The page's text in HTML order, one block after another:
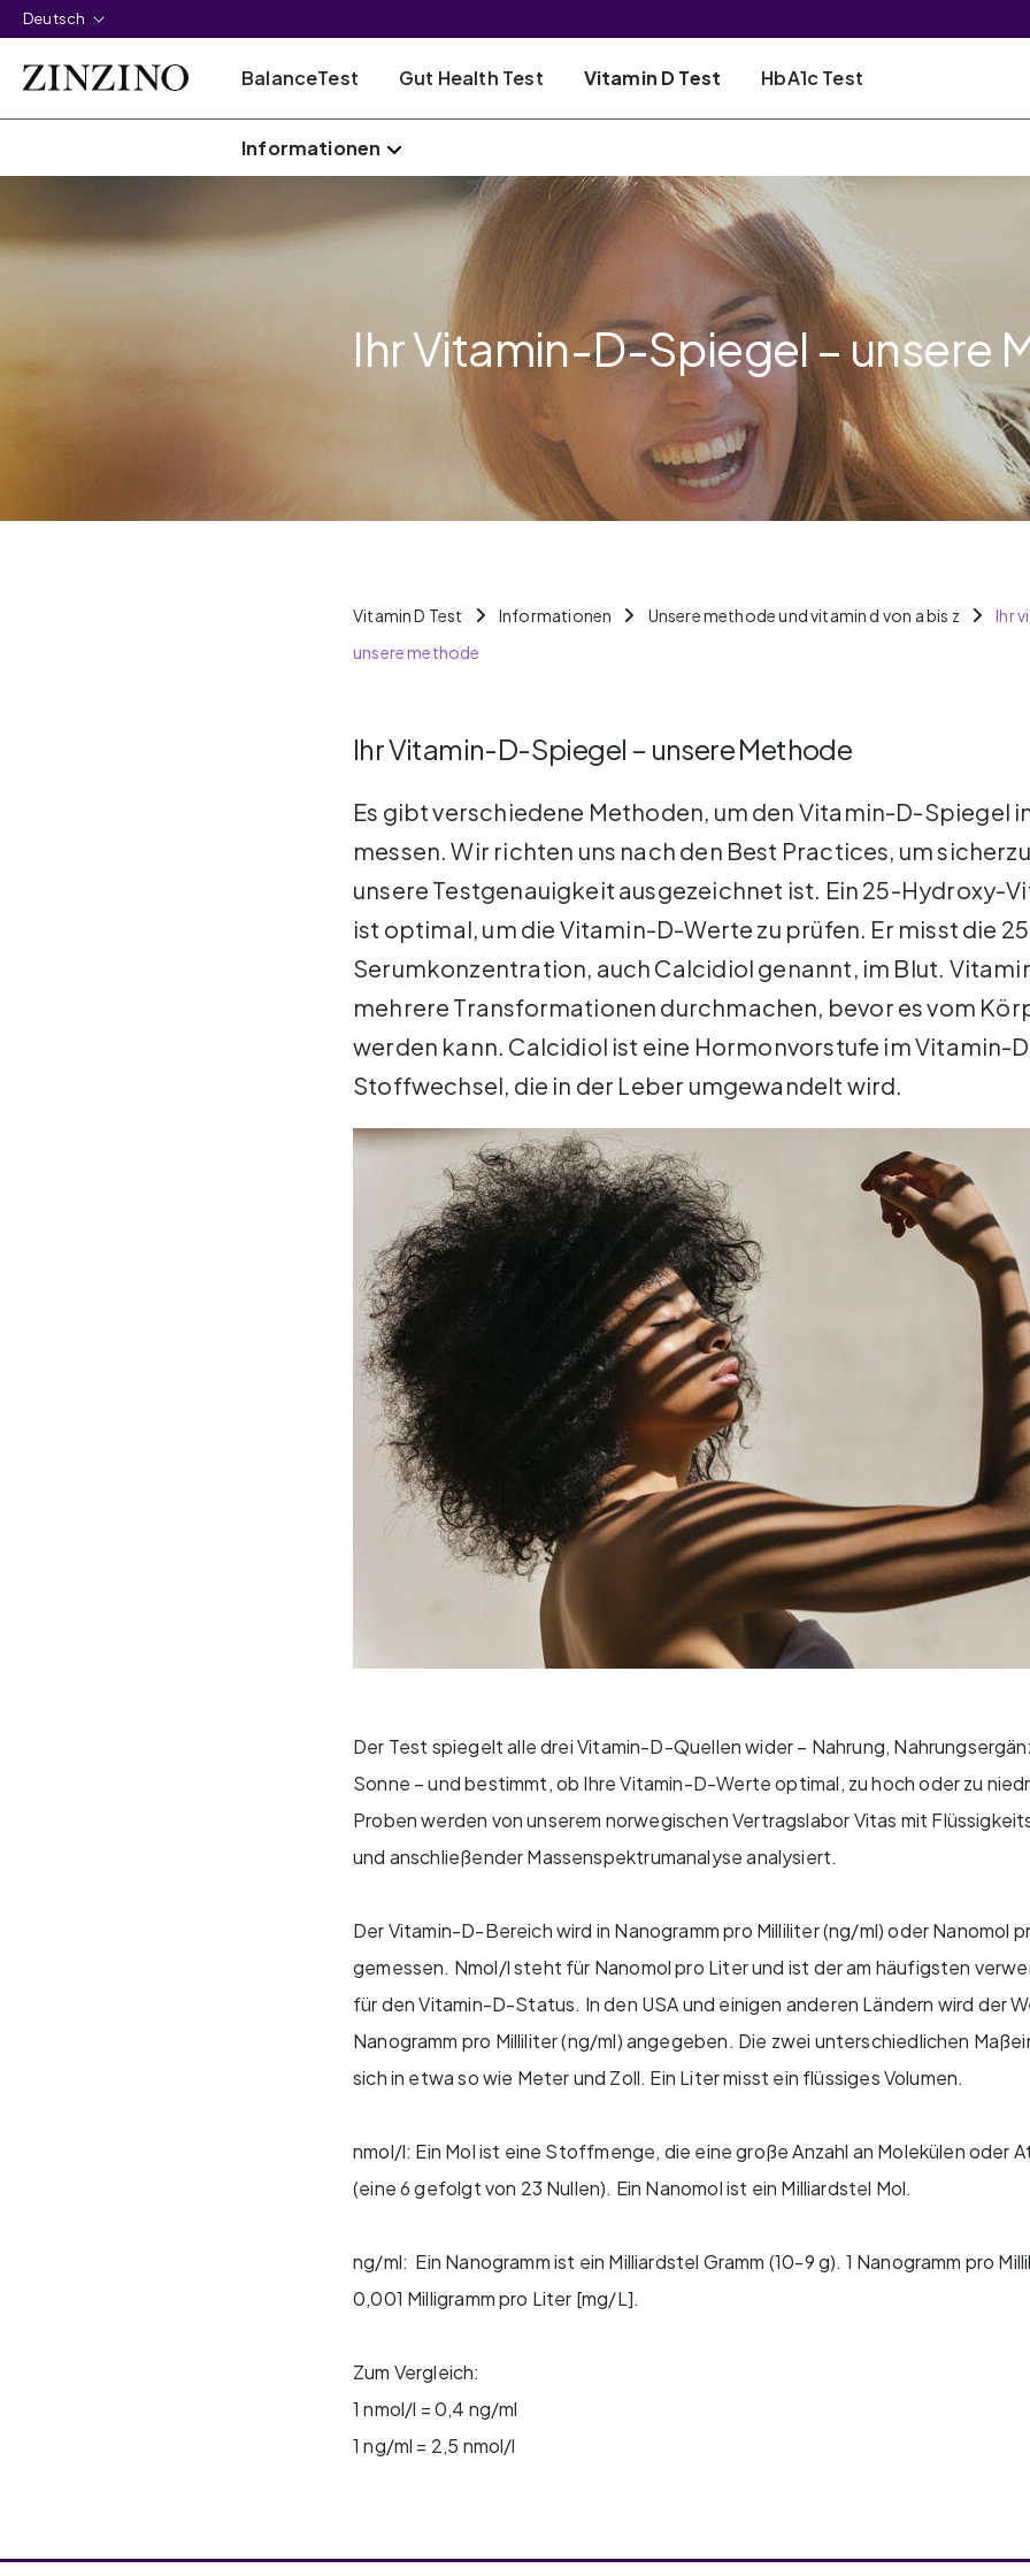
Deutsch
BalanceTest Gut Health Test Vitamin D Test HbA1c Test
Informationen
Ihr Vitamin-D-Spiegel – unsere
Vitamin D Test Informationen Unsere methode und vitamin d von a bis z
Ihr
unsere methode
Ihr Vitamin-D-Spiegel – unsere Methode
Es gibt verschiedene Methoden, um den Vitamin-D-Spiegel
messen. Wir richten uns nach den Best Practices, um
unsere Testgenauigkeit ausgezeichnet ist. Ein 25-Hydroxy-
ist optimal, um die Vitamin-D-Werte zu prüfen. Er misst die
Serumkonzentration, auch Calcidiol genannt, im Blut.
mehrere Transformationen durchmachen, bevor es vom
werden kann. Calcidiol ist eine Hormonvorstufe im Vitamin-
Stoffwechsel, die in der Leber umgewandelt wird.
Der Test spiegelt alle drei Vitamin-D-Quellen wider – Nahrung,
Sonne – und bestimmt, ob Ihre Vitamin-D-Werte optimal, zu hoch oder zu
Proben werden von unserem norwegischen Vertragslabor Vitas mit
und anschließender Massenspektrumanalyse analysiert.
Der Vitamin-D-Bereich wird in Nanogramm pro Milliliter (ng/ml) oder Nanomol
gemessen. Nmol/l steht für Nanomol pro Liter und ist der am häufigsten
für den Vitamin-D-Status. In den USA und einigen anderen Ländern wird der
Nanogramm pro Milliliter (ng/ml) angegeben. Die zwei unterschiedlichen
sich in etwa so wie Meter und Zoll. Ein Liter misst ein flüssiges Volumen.
nmol/l: Ein Mol ist eine Stoffmenge, die eine große Anzahl an Molekülen oder
(eine 6 gefolgt von 23 Nullen). Ein Nanomol ist ein Milliardstel Mol.
ng/ml: Ein Nanogramm ist ein Milliardstel Gramm (10-9 g). 1 Nanogramm pro
0,001 Milligramm pro Liter [mg/L].
Zum Vergleich:
1 nmol/l = 0,4 ng/ml
1 ng/ml = 2,5 nmol/l